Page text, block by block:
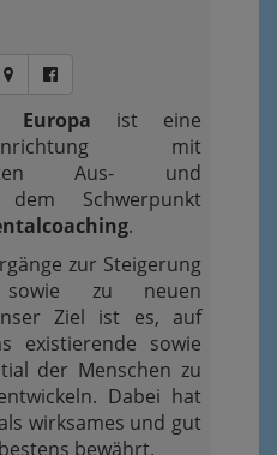
Europa ist eine
mit
Aus- und
Schwerpunkt
.
zur Steigerung
sowie zu neuen
Ziel ist es, auf
existierende sowie
der Menschen zu
Dabei hat
wirksames und gut
bewährt.